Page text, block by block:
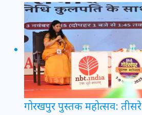
गोरखपुर पुस्तक महोत्सव: तीसरे